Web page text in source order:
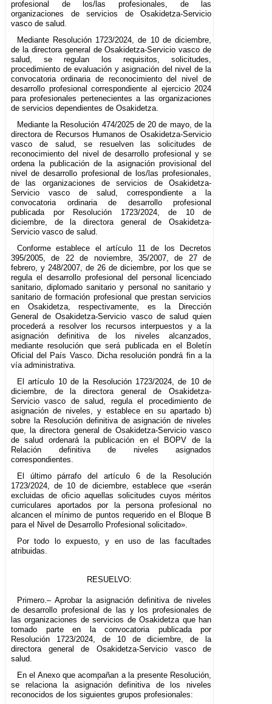
profesional de los/las profesionales, de las
organizaciones de servicios de Osakidetza-Servicio
vasco de salud.
Mediante Resolución 1723/2024, de 10 de diciembre,
de la directora general de Osakidetza-Servicio vasco de
salud, se regulan los requisitos, solicitudes,
procedimiento de evaluación y asignación del nivel de la
convocatoria ordinaria de reconocimiento del nivel de
desarrollo profesional correspondiente al ejercicio 2024
para profesionales pertenecientes a las organizaciones
de servicios dependientes de Osakidetza.
Mediante la Resolución 474/2025 de 20 de mayo, de la
directora de Recursos Humanos de Osakidetza-Servicio
vasco de salud, se resuelven las solicitudes de
reconocimiento del nivel de desarrollo profesional y se
ordena la publicación de la asignación provisional del
nivel de desarrollo profesional de los/las profesionales,
de las organizaciones de servicios de Osakidetza-
Servicio vasco de salud, correspondiente a la
convocatoria ordinaria de desarrollo profesional
publicada por Resolución 1723/2024, de 10 de
diciembre, de la directora general de Osakidetza-
Servicio vasco de salud.
Conforme establece el artículo 11 de los Decretos
395/2005, de 22 de noviembre, 35/2007, de 27 de
febrero, y 248/2007, de 26 de diciembre, por los que se
regula el desarrollo profesional del personal licenciado
sanitario, diplomado sanitario y personal no sanitario y
sanitario de formación profesional que prestan servicios
en Osakidetza, respectivamente, es la Dirección
General de Osakidetza-Servicio vasco de salud quien
procederá a resolver los recursos interpuestos y a la
asignación definitiva de los niveles alcanzados,
mediante resolución que será publicada en el Boletín
Oficial del País Vasco. Dicha resolución pondrá fin a la
vía administrativa.
El artículo 10 de la Resolución 1723/2024, de 10 de
diciembre, de la directora general de Osakidetza-
Servicio vasco de salud, regula el procedimiento de
asignación de niveles, y establece en su apartado b)
sobre la Resolución definitiva de asignación de niveles
que, la directora general de Osakidetza-Servicio vasco
de salud ordenará la publicación en el BOPV de la
Relación definitiva de niveles asignados
correspondientes.
El último párrafo del artículo 6 de la Resolución
1723/2024, de 10 de diciembre, establece que «serán
excluidas de oficio aquellas solicitudes cuyos méritos
curriculares aportados por la persona profesional no
alcancen el mínimo de puntos requerido en el Bloque B
para el Nivel de Desarrollo Profesional solicitado».
Por todo lo expuesto, y en uso de las facultades
atribuidas.
RESUELVO:
Primero.– Aprobar la asignación definitiva de niveles
de desarrollo profesional de las y los profesionales de
las organizaciones de servicios de Osakidetza que han
tomado parte en la convocatoria publicada por
Resolución 1723/2024, de 10 de diciembre, de la
directora general de Osakidetza-Servicio vasco de
salud.
En el Anexo que acompañan a la presente Resolución,
se relaciona la asignación definitiva de los niveles
reconocidos de los siguientes grupos profesionales: